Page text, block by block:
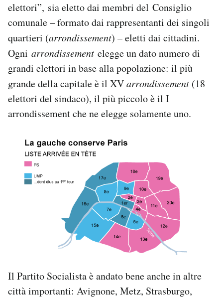
elettori”, sia eletto dai membri del Consiglio
comunale – formato dai rappresentanti dei singoli
quartieri (arrondissement) – eletti dai cittadini.
Ogni arrondissement elegge un dato numero di
grandi elettori in base alla popolazione: il più
grande della capitale è il XVarrondissement (18
elettori del sindaco), il più piccolo è il I
arrondissement che ne elegge solamente uno.
Il Partito Socialista è andato bene anche in altre
città importanti: Avignone, Metz, Strasburgo,